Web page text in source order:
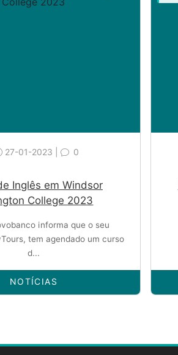
27-01-2023 | 0
Inglês em Windsor
College 2023
informa que o seu
tem agendado um curso
d...
NOTÍCIAS